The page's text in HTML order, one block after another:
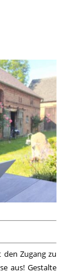
Zugang zu
aus! Gestalte